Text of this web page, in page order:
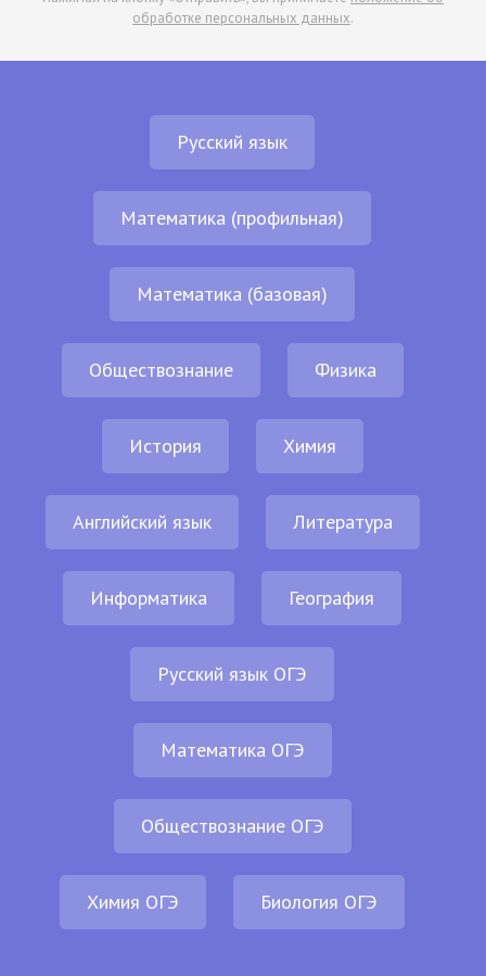
обработке персональных данных.
Русский язык
Математика (профильная)
Математика (базовая)
Обществознание Физика
История Химия
Английский язык Литература
Информатика География
Русский язык ОГЭ
Математика ОГЭ
Обществознание ОГЭ
Химия ОГЭ Биология ОГЭ